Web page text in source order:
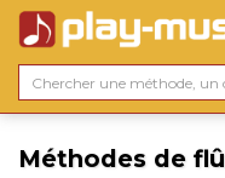
Méthodes de